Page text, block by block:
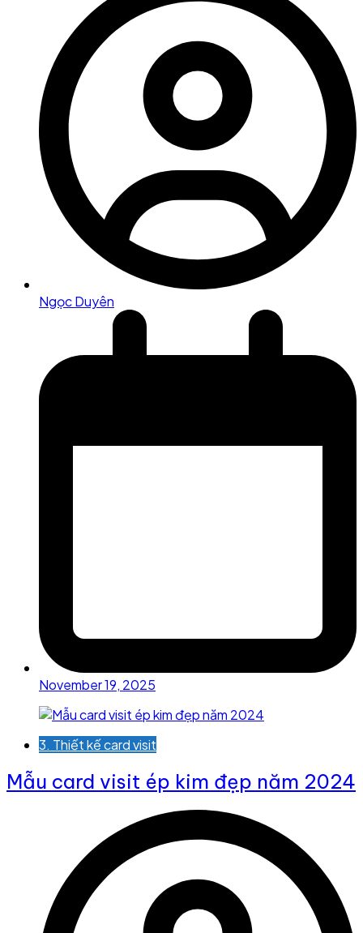
Ngọc Duyên
November 19, 2025
3. Thiết kế card visit
Mẫu card visit ép kim đẹp năm 2024